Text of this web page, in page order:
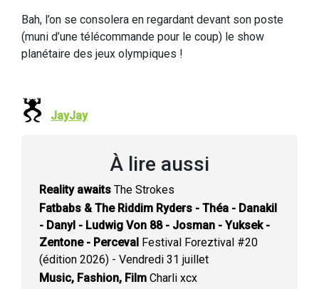
Bah, l’on se consolera en regardant devant son poste
(muni d’une télécommande pour le coup) le show
planétaire des jeux olympiques !
JayJay
À lire aussi
Reality awaits The Strokes
Fatbabs & The Riddim Ryders - Théa - Danakil
- Danyl - Ludwig Von 88 - Josman - Yuksek -
Zentone - Perceval Festival Foreztival #20
(édition 2026) - Vendredi 31 juillet
Music, Fashion, Film Charli xcx